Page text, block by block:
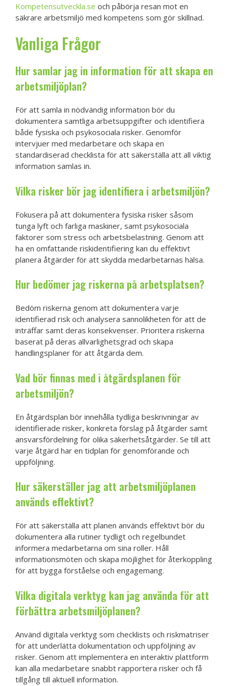
Kompetensutveckla.se och påbörja resan mot en
säkrare arbetsmiljö med kompetens som gör skillnad.
Vanliga Frågor
Hur samlar jag in information för att skapa en
arbetsmiljöplan?
För att samla in nödvändig information bör du
dokumentera samtliga arbetsuppgifter och identifiera
både fysiska och psykosociala risker. Genomför
intervjuer med medarbetare och skapa en
standardiserad checklista för att säkerställa att all viktig
information samlas in.
Vilka risker bör jag identifiera i arbetsmiljön?
Fokusera på att dokumentera fysiska risker såsom
tunga lyft och farliga maskiner, samt psykosociala
faktorer som stress och arbetsbelastning. Genom att
ha en omfattande riskidentifiering kan du effektivt
planera åtgärder för att skydda medarbetarnas hälsa.
Hur bedömer jag riskerna på arbetsplatsen?
Bedöm riskerna genom att dokumentera varje
identifierad risk och analysera sannolikheten för att de
inträffar samt deras konsekvenser. Prioritera riskerna
baserat på deras allvarlighetsgrad och skapa
handlingsplaner för att åtgärda dem.
Vad bör finnas med i åtgärdsplanen för
arbetsmiljön?
En åtgärdsplan bör innehålla tydliga beskrivningar av
identifierade risker, konkreta förslag på åtgärder samt
ansvarsfördelning för olika säkerhetsåtgärder. Se till att
varje åtgärd har en tidplan för genomförande och
uppföljning.
Hur säkerställer jag att arbetsmiljöplanen
används effektivt?
För att säkerställa att planen används effektivt bör du
dokumentera alla rutiner tydligt och regelbundet
informera medarbetarna om sina roller. Håll
informationsmöten och skapa möjlighet för återkoppling
för att bygga förståelse och engagemang.
Vilka digitala verktyg kan jag använda för att
förbättra arbetsmiljöplanen?
Använd digitala verktyg som checklists och riskmatriser
för att underlätta dokumentation och uppföljning av
risker. Genom att implementera en interaktiv plattform
kan alla medarbetare snabbt rapportera risker och få
tillgång till aktuell information.